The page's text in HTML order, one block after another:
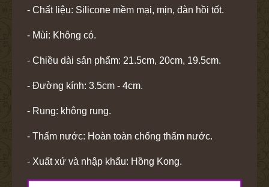
- Chất liệu: Silicone mềm mại, mịn, đàn hồi tốt.
- Mùi: Không có.
- Chiều dài sản phẩm: 21.5cm, 20cm, 19.5cm.
- Đường kính: 3.5cm - 4cm.
- Rung: không rung.
- Thấm nước: Hoàn toàn chống thấm nước.
- Xuất xứ và nhập khẩu: Hồng Kong.